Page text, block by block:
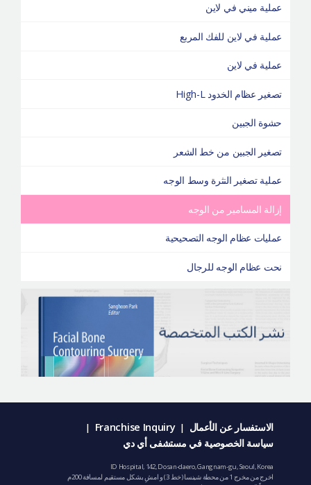
عملية ميني في لاين
عملية في لاين للفك المربع
عملية في لاين
تصغير عظام الخدود High-L
حشوة الجبين
تصغير الجبين من خط الشعر
عملية تصغير النثرة وسط الوجه
إزالة المسامير من الوجه
عمليات عظام الوجه التصحيحية
نحت عظام الوجه للرجال
الاستفسار عن الأعمال |
Franchise Inquiry
|
سياسة الخصوصية في مستشفى أي دي
ID Hospital, 142, Dosan-daero, Gangnam-gu, Seoul, Korea
اخرج من مخرج 1 من محطة شينسا (خط 3) و امشِ بشكل مستقيم لمسافة 200م